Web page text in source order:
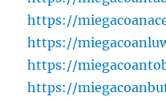
https://
https://
https://
https://